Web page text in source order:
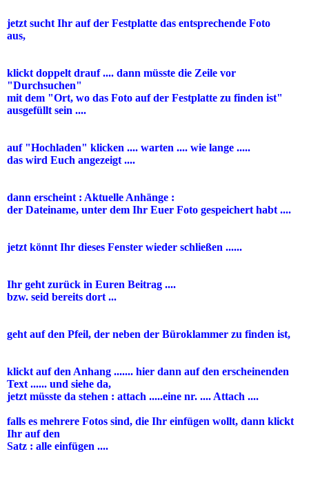
jetzt sucht Ihr auf der Festplatte das entsprechende Foto
aus,
klickt doppelt drauf .... dann müsste die Zeile vor
"Durchsuchen"
mit dem "Ort, wo das Foto auf der Festplatte zu finden ist"
ausgefüllt sein ....
auf "Hochladen" klicken .... warten .... wie lange .....
das wird Euch angezeigt ....
dann erscheint : Aktuelle Anhänge :
der Dateiname, unter dem Ihr Euer Foto gespeichert habt ....
jetzt könnt Ihr dieses Fenster wieder schließen ......
Ihr geht zurück in Euren Beitrag ....
bzw. seid bereits dort ...
geht auf den Pfeil, der neben der Büroklammer zu finden ist,
klickt auf den Anhang ....... hier dann auf den erscheinenden
Text ...... und siehe da,
jetzt müsste da stehen : attach .....eine nr. .... Attach ....
falls es mehrere Fotos sind, die Ihr einfügen wollt, dann klickt
Ihr auf den
Satz : alle einfügen ....